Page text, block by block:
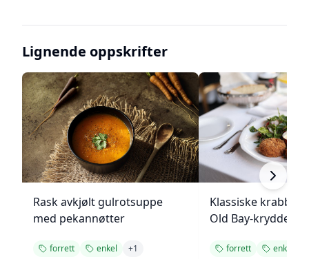
Lignende oppskrifter
Rask avkjølt gulrotsuppe
med pekannøtter
forrett enkel +1
Klassiske
Old Bay-krydder
forrett enkel